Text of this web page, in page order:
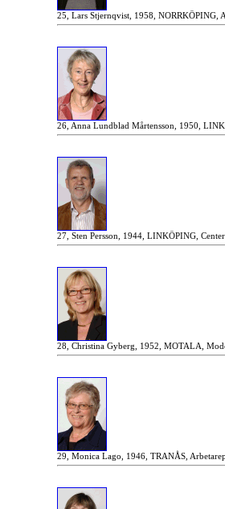
25, Lars Stjernqvist, 1958, NORRKÖPING,
26, Anna Lundblad Mårtensson, 1950,
27, Sten Persson, 1944, LINKÖPING,
28, Christina Gyberg, 1952, MOTALA,
29, Monica Lago, 1946, TRANÅS,